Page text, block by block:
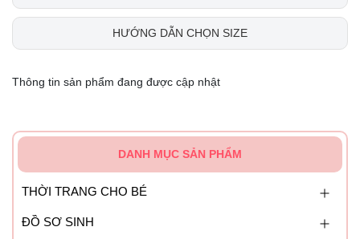
HƯỚNG DẪN CHỌN SIZE
Thông tin sản phẩm đang được cập nhật
DANH MỤC SẢN PHẨM
THỜI TRANG CHO BÉ
ĐỒ SƠ SINH